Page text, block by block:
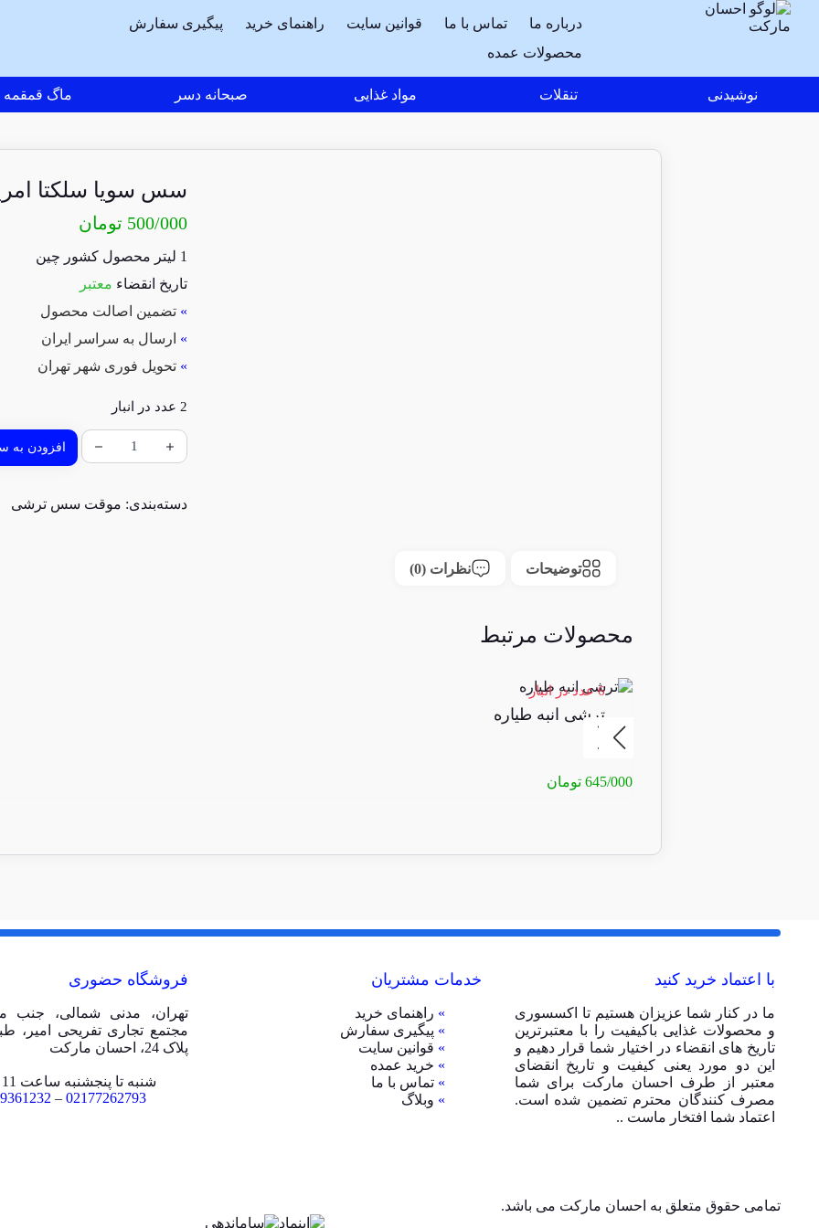
درباره ما تماس با ما قوانین سایت راهنمای خرید
پیگیری سفارش
محصولات عمده
نوشیدنی تنقلات مواد غذایی صبحانه دسر ماگ قمقمه
سس سویا سلکتا امریکن
500/000 تومان
1 لیتر محصول کشور چین
تاریخ انقضاء معتبر
» تضمین اصالت محصول
» ارسال به سراسر ایران
» تحویل فوری شهر تهران
2 عدد در انبار
افزودن به
دسته‌بندی: موقت سس ترشی
توضیحات نظرات (0)
محصولات مرتبط
6 عدد در انبار
ترشی انبه طیاره
645/000 تومان
با اعتماد خرید کنید
ما در کنار شما عزیزان هستیم تا اکسسوری
و محصولات غذایی باکیفیت را با معتبرترین
تاریخ های انقضاء در اختیار شما قرار دهیم و
این دو مورد یعنی کیفیت و تاریخ انقضای
معتبر از طرف احسان مارکت برای شما
مصرف کنندگان محترم تضمین شده است.
اعتماد شما افتخار ماست ..
خدمات مشتریان
» راهنمای خرید
» پیگیری سفارش
» قوانین سایت
» خرید عمده
» تماس با ما
» وبلاگ
فروشگاه حضوری
تهران، مدنی شمالی، جنب
پلاک 24، احسان مارکت
شنبه تا پنجشنبه ساعت 11 الی 20
02177262793
–
تمامی حقوق متعلق به احسان مارکت می باشد.